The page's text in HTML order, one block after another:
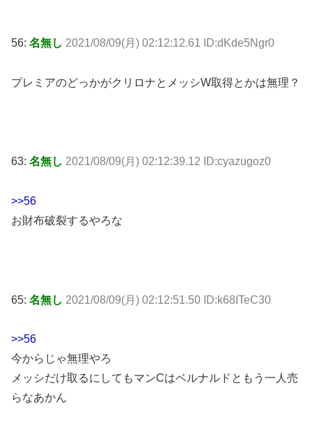
56: 名無し 2021/08/09(月) 02:12:12.61 ID:dKde5Ngr0
プレミアのどっかがクリロナとメッシW取得とかは無理？
63: 名無し 2021/08/09(月) 02:12:39.12 ID:cyazugoz0
>>56
お財布破裂するやろな
65: 名無し 2021/08/09(月) 02:12:51.50 ID:k68ITeC30
>>56
今からじゃ無理やろ
メッシだけ取るにしてもマンCはベルナルドともう一人売
らなあかん